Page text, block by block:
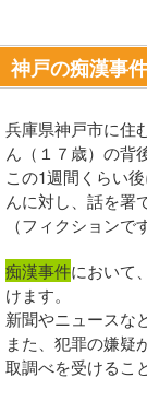
神戸の痴漢事
兵庫県神戸市に住
ん（１７歳）の背
この1週間くらい
んに対し、話を署
（フィクションで
痴漢事件において
けます。
新聞やニュースな
また、犯罪の嫌疑
取調べを受けるこ